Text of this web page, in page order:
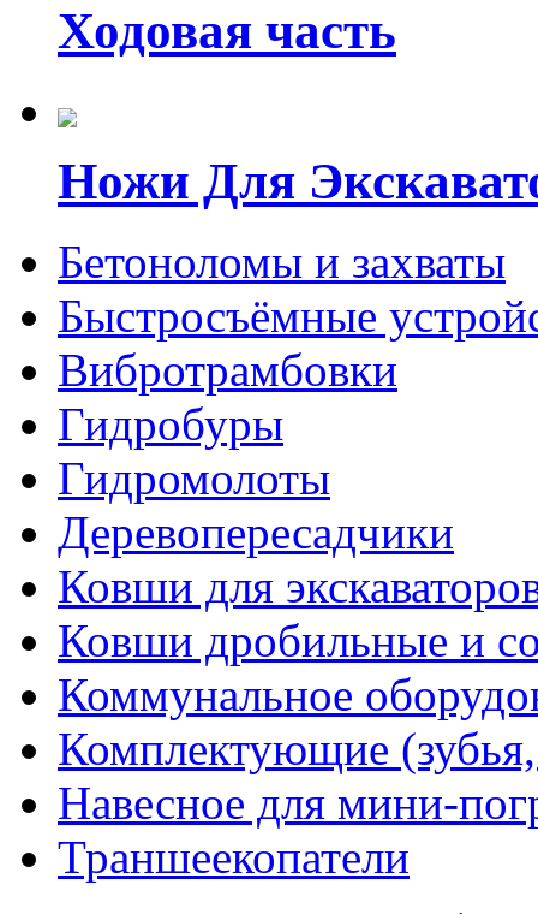
Ходовая часть
Ножи Для
Бетоноломы и захваты
Быстросъёмные
Вибротрамбовки
Гидробуры
Гидромолоты
Деревопересадчики
Ковши для
Ковши дробильные и
Коммунальное
Комплектующие
Навесное для мини-
Траншеекопатели